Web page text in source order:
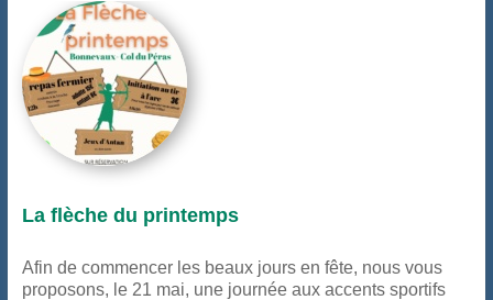
La flèche du printemps
Afin de commencer les beaux jours en fête, nous vous
proposons, le 21 mai, une journée aux accents sportifs